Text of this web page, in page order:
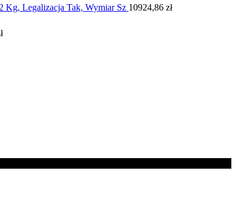
Kg, Legalizacja Tak, Wymiar Sz 10924,86 zł